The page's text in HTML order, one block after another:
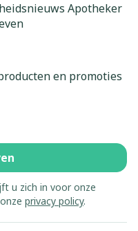
Apotheker
en promoties
u zich in voor onze
privacy policy.